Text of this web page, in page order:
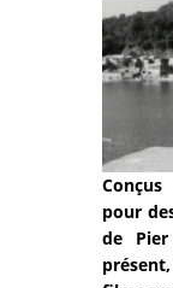
pour
de